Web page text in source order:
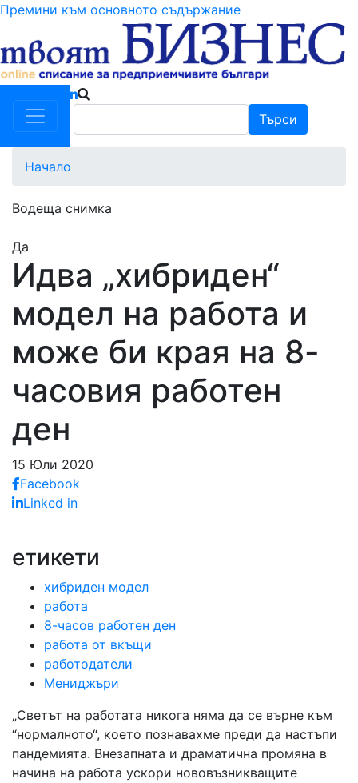
Премини към основното съдържание
Търси
Начало
Водеща снимка
Да
Идва „хибриден“
модел на работа и
може би края на 8-
часовия работен
ден
15 Юли 2020
Facebook
Linked in
етикети
хибриден модел
работа
8-часов работен ден
работа от вкъщи
работодатели
Мениджъри
„Светът на работата никога няма да се върне към
“нормалното“, което познавахме преди да настъпи
пандемията. Внезапната и драматична промяна в
начина на работа ускори нововъзникващите